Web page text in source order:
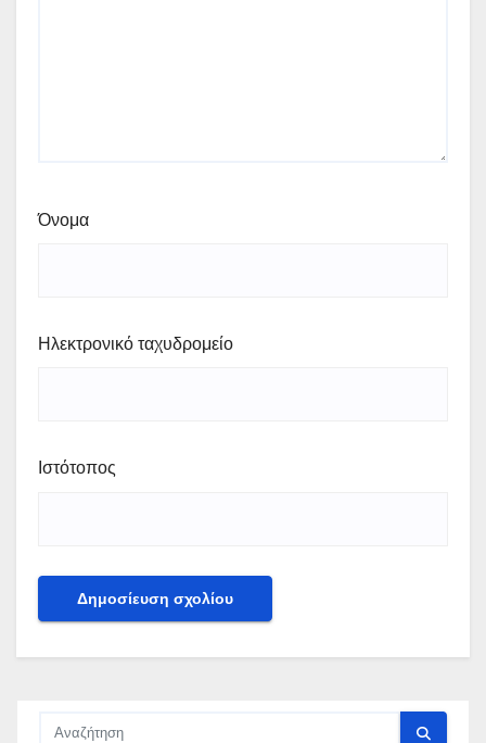
Όνομα
Ηλεκτρονικό ταχυδρομείο
Ιστότοπος